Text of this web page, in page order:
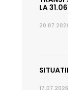
LA
17.07.2026